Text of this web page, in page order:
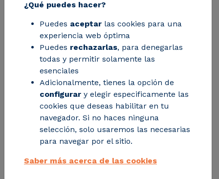
15/07/2026 - Eficiencia y descarbonización
El demostrador, desarrollado en el marco del
proyecto europeo eLITHE, ha iniciado la
producción de frita sin emplear gas natural y
abre la puerta al diseño de un horno
industrial de capacidad diez veces superior.
Descubrir más
¿Qué puedes hacer?
Puedes aceptar las cookies para una
experiencia web óptima
Puedes rechazarlas, para denegarlas
todas y permitir solamente las
esenciales
Adicionalmente, tienes la opción de
configurar y elegir especificamente las
cookies que deseas habilitar en tu
navegador. Si no haces ninguna
selección, solo usaremos las necesarias
para navegar por el sitio.
Saber más acerca de las cookies